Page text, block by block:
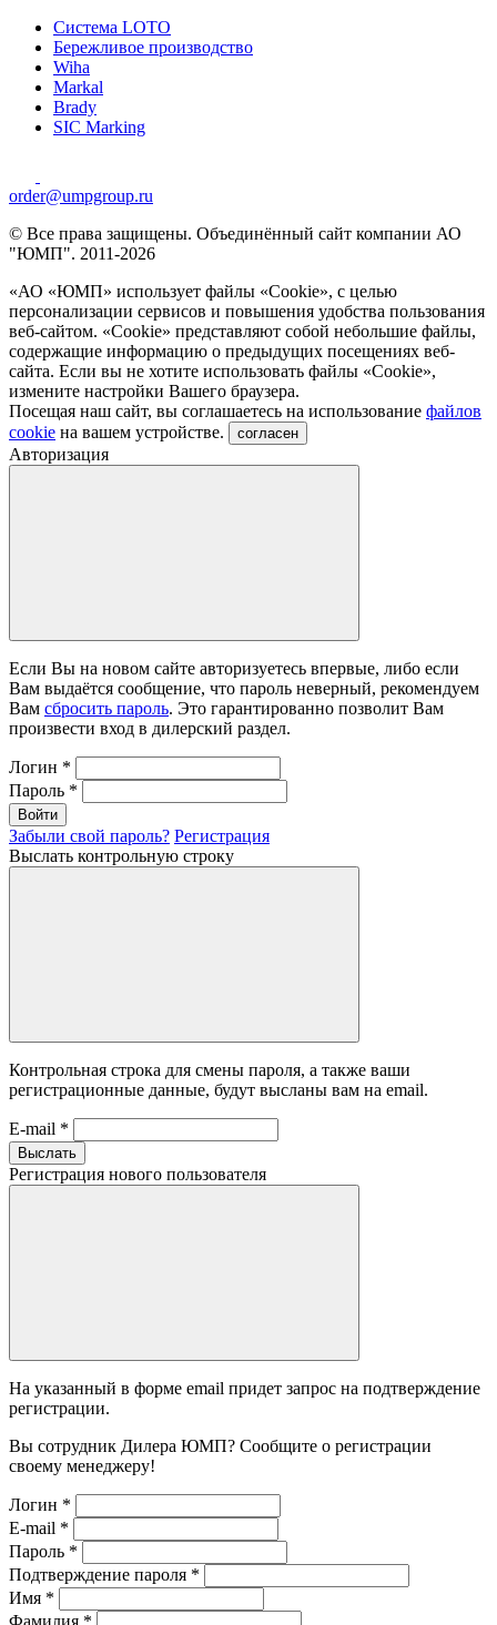
Система LOTO
Бережливое производство
Wiha
Markal
Brady
SIC Marking
order@umpgroup.ru
© Все права защищены. Объединённый сайт компании АО
"ЮМП". 2011-2026
«АО «ЮМП» использует файлы «Сookie», с целью
персонализации сервисов и повышения удобства пользования
веб-сайтом. «Cookie» представляют собой небольшие файлы,
содержащие информацию о предыдущих посещениях веб-
сайта. Если вы не хотите использовать файлы «Сookie»,
измените настройки Вашего браузера.
Посещая наш сайт, вы соглашаетесь на использование файлов
cookie на вашем устройстве. согласен
Авторизация
Если Вы на новом сайте авторизуетесь впервые, либо если
Вам выдаётся сообщение, что пароль неверный, рекомендуем
Вам сбросить пароль. Это гарантированно позволит Вам
произвести вход в дилерский раздел.
Логин *
Пароль *
Войти
Забыли свой пароль? Регистрация
Выслать контрольную строку
Контрольная строка для смены пароля, а также ваши
регистрационные данные, будут высланы вам на email.
E-mail *
Выслать
Регистрация нового пользователя
На указанный в форме email придет запрос на подтверждение
регистрации.
Вы сотрудник Дилера ЮМП? Сообщите о регистрации
своему менеджеру!
Логин *
E-mail *
Пароль *
Подтверждение пароля *
Имя *
Фамилия *